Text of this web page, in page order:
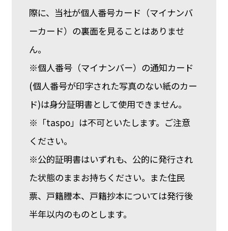
際に、当社が個人番号カード（マイナンバ
ーカード）の裏面を見ることはありませ
ん。
※個人番号（マイナンバー）の通知カード
(個人番号が印字された写真のない紙のカー
ド)は身分証明書として使用できません。
※「taspo」は不可といたします。ご注意
ください。
※公的証明書はいずれも、公的に発行され
た状態のままお持ちください。また住民
票、戸籍謄本、戸籍抄本については発行後
半年以内のものとします。